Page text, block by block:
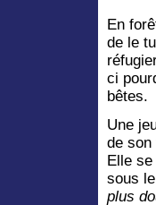
En
de le
ci
bêtes.
Une
de son
Elle
sous
plus